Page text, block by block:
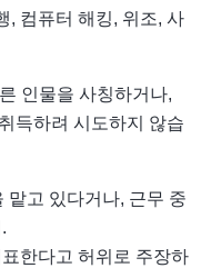
, 컴퓨터 해킹, 위조, 사
인물을 사칭하거나,
득하려 시도하지 않습
맡고 있다거나, 근무 중
한다고 허위로 주장하